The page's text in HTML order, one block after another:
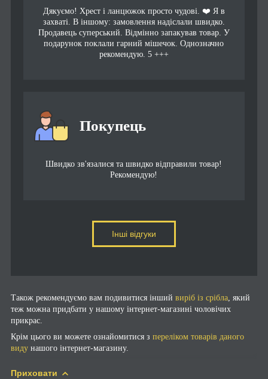
Дякуємо! Хрест і ланцюжок просто чудові. ❤️ Я в
захваті. В іншому: замовлення надіслали швидко.
Продавець суперський. Відмінно запакував товар. У
подарунок поклали гарний мішечок. Однозначно
рекомендую. 5 +++
Покупець
Швидко зв'язалися та швидко відправили товар!
Рекомендую!
Інші відгуки
Також рекомендуємо вам подивитися інший виріб із срібла , який
теж можна придбати у нашому інтернет-магазині чоловічих
прикрас.
Крім цього ви можете ознайомитися з переліком товарів даного
виду нашого інтернет-магазину.
Приховати